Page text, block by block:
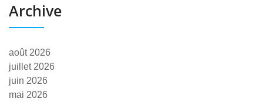
Archive
août 2026
juillet 2026
juin 2026
mai 2026